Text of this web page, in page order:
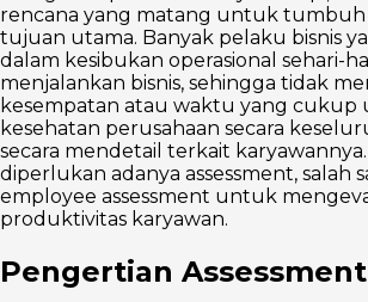
rencana yang matang untuk tumbuh
tujuan utama. Banyak pelaku bisnis
dalam kesibukan operasional sehari-
menjalankan bisnis, sehingga tidak
kesempatan atau waktu yang cukup
kesehatan perusahaan secara
secara mendetail terkait karyawannya.
diperlukan adanya assessment, salah
employee assessment untuk
produktivitas karyawan.
Pengertian Assessment